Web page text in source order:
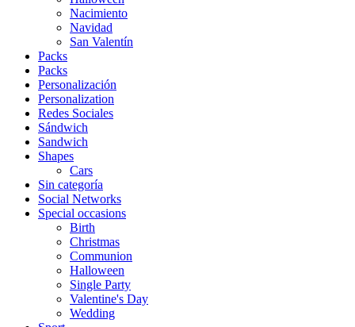
Nacimiento
Navidad
San Valentín
Packs
Packs
Personalización
Personalization
Redes Sociales
Sándwich
Sandwich
Shapes
Cars
Sin categoría
Social Networks
Special occasions
Birth
Christmas
Communion
Halloween
Single Party
Valentine's Day
Wedding